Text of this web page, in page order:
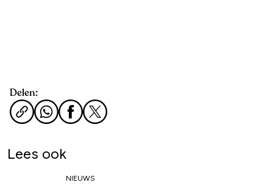
Delen:
Lees ook
NIEUWS